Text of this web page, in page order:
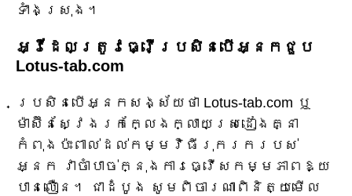
ទាំងស្រុង។
អ្វីដែលត្រូវធ្វើប្រសិនបើអ្នកជួប
Lotus-tab.com
ប្រសិនបើអ្នកសង្ស័យថា Lotus-tab.com ឬ
ម៉ាស៊ីនស្វែងរកក្លែងក្លាយស្រដៀងគ្នា
កំពុងប៉ះពាល់ដល់កម្មវិធីរុករករបស់
អ្នក វាចាំបាច់ក្នុងការធ្វើសកម្មភាពឱ្យ
បានលឿន។ ជាដំបូង សូមពិចារណាពិនិត្យមើល